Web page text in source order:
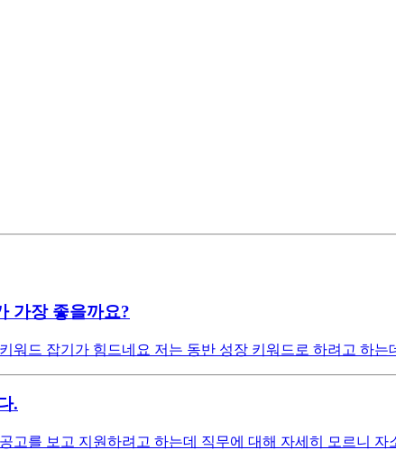
가장 좋을까요?
워드 잡기가 힘드네요 저는 동반 성장 키워드로 하려고 하
.
고를 보고 지원하려고 하는데 직무에 대해 자세히 모르니